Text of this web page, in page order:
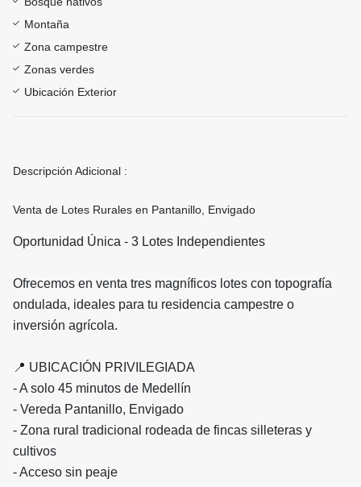
Montaña
Zona campestre
Zonas verdes
Ubicación Exterior
Descripción Adicional :
Venta de Lotes Rurales en Pantanillo, Envigado
Oportunidad Única - 3 Lotes Independientes
Ofrecemos en venta tres magníficos lotes con topografía
ondulada, ideales para tu residencia campestre o
inversión agrícola.
📍 UBICACIÓN PRIVILEGIADA
- A solo 45 minutos de Medellín
- Vereda Pantanillo, Envigado
- Zona rural tradicional rodeada de fincas silleteras y
cultivos
- Acceso sin peaje